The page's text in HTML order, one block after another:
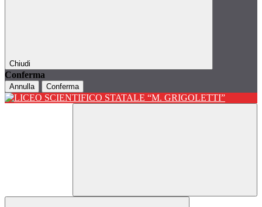
Chiudi
Conferma
Annulla Conferma